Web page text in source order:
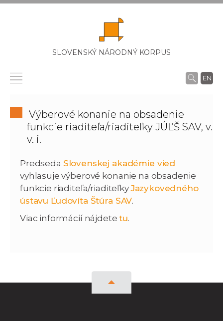
SLOVENSKÝ NÁRODNÝ KORPUS
EN
Výberové konanie na obsadenie
funkcie riaditeľa/riaditeľky JÚĽŠ SAV, v.
v. i.
Predseda Slovenskej akadémie vied
vyhlasuje výberové konanie na obsadenie
funkcie riaditeľa/riaditeľkyJazykovedného
ústavu Ľudovíta Štúra SAV.
Viac informácií nájdetetu.